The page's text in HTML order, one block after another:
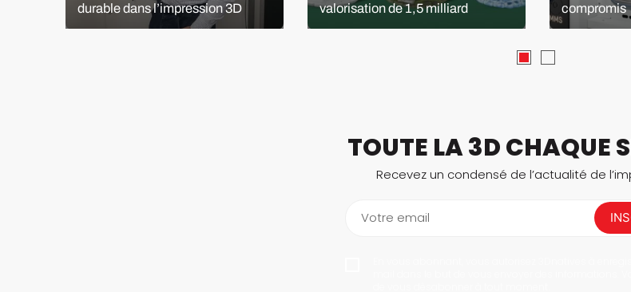
durable dans l’impression 3D
valorisation de 1,5 milliard
compromis
TOUTE LA 3D CHAQUE
Recevez un condensé de l’actualité de
Votre email